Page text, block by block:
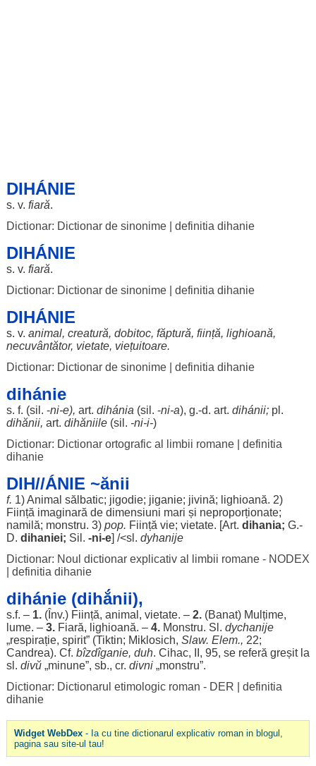
DIHÁNIE
s. v. fiară.
Dictionar: Dictionar de sinonime| definitia dihanie
DIHÁNIE
s. v. fiară.
Dictionar: Dictionar de sinonime| definitia dihanie
DIHÁNIE
s. v. animal, creatură, dobitoc, făptură, ființă, lighioană,
necuvântător, vietate, viețuitoare.
Dictionar: Dictionar de sinonime| definitia dihanie
dihánie
s. f. (sil . -ni-e), art. dihánia (sil . -ni-a), g.-d. art. dihánii; pl.
dihănii, art. dihăniile(sil . -ni-i-)
Dictionar: Dictionar ortografic al limbii romane| definitia
dihanie
DIH//ÁNIE ~ănii
f. 1)Animal sălbatic; jigodie; jiganie; jivină; lighioană. 2)
Ființă imaginară de dimensiuni mari și neproporționate;
namilă; monstru. 3) pop. Ființă vie; vietate. [Art. dihania; G.-
D. dihaniei; Sil . -ni-e] /<sl. dyhanije
Dictionar: Noul dictionar explicativ al limbii romane - NODEX
definitia dihanie
dihánie (dihắnii),
s.f. – 1.(Înv.) Ființă, animal , vietate. – 2.(Banat) Mulțime,
lume. – 3. Fiară, lighioană. – 4. Monstru. Sl. dychanije
„respirație, spirit” (Tiktin; Miklosich, Slaw. Elem., 22;
Candrea). Cf. bîzdîganie, duh. Cihac, II, 95, se referă greșitla
sl. divŭ„minune”, sb., cr. divni„monstru”.
Dictionar: Dictionarul etimologic roman - DER
definitia
dihanie
Widget WebDex- Ia cu tine dictionarul explicativ roman in blogul,
pagina sau site-ul tau!